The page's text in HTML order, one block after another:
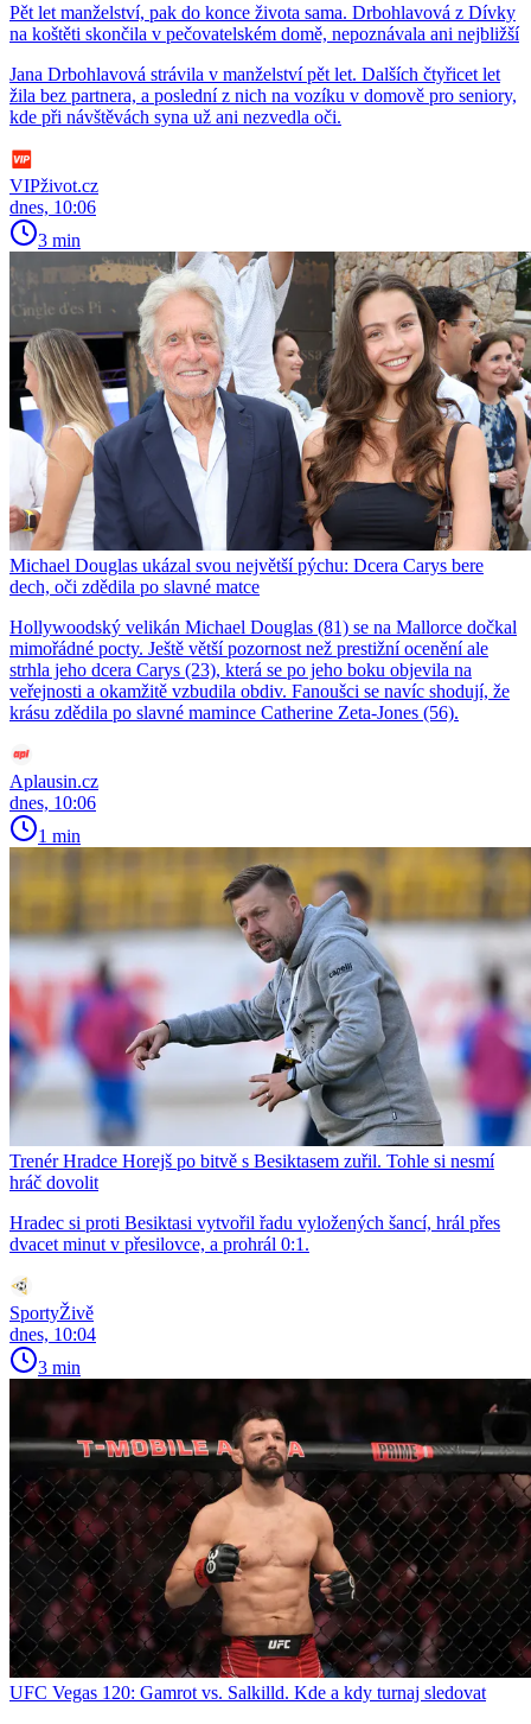
Pět let manželství, pak do konce života sama. Drbohlavová z Dívky
na koštěti skončila v pečovatelském domě, nepoznávala ani nejbližší
Jana Drbohlavová strávila v manželství pět let. Dalších čtyřicet let
žila bez partnera, a poslední z nich na vozíku v domově pro seniory,
kde při návštěvách syna už ani nezvedla oči.
VIPživot.cz
dnes, 10:06
3 min
Michael Douglas ukázal svou největší pýchu: Dcera Carys bere
dech, oči zdědila po slavné matce
Hollywoodský velikán Michael Douglas (81) se na Mallorce dočkal
mimořádné pocty. Ještě větší pozornost než prestižní ocenění ale
strhla jeho dcera Carys (23), která se po jeho boku objevila na
veřejnosti a okamžitě vzbudila obdiv. Fanoušci se navíc shodují, že
krásu zdědila po slavné mamince Catherine Zeta-Jones (56).
Aplausin.cz
dnes, 10:06
1 min
Trenér Hradce Horejš po bitvě s Besiktasem zuřil. Tohle si nesmí
hráč dovolit
Hradec si proti Besiktasi vytvořil řadu vyložených šancí, hrál přes
dvacet minut v přesilovce, a prohrál 0:1.
SportyŽivě
dnes, 10:04
3 min
UFC Vegas 120: Gamrot vs. Salkilld. Kde a kdy turnaj sledovat